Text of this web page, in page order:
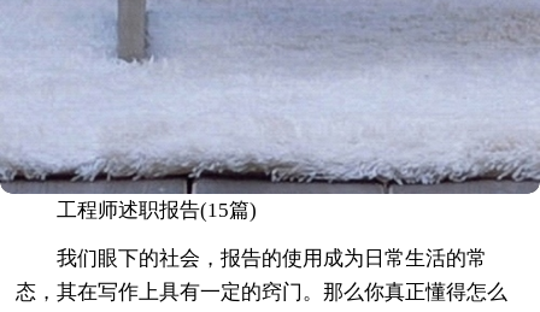
工程师述职报告(15篇)
我们眼下的社会，报告的使用成为日常生活的常
态，其在写作上具有一定的窍门。那么你真正懂得怎么